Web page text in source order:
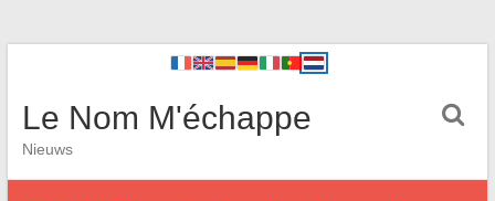
Le Nom M'échappe
Nieuws